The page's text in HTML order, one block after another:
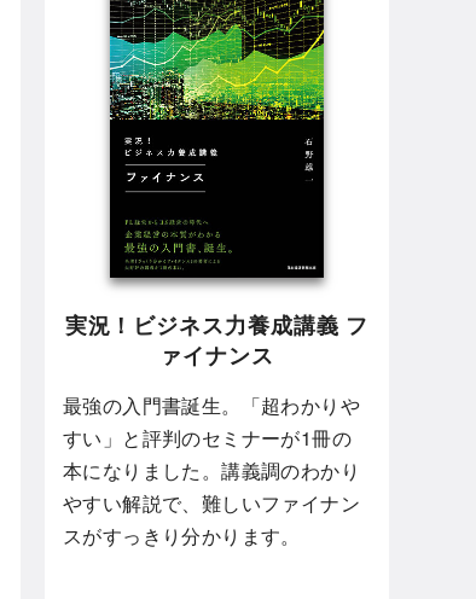
実況！ビジネス力養成講義 フ
ァイナンス
最強の入門書誕生。「超わかりや
すい」と評判のセミナーが1冊の
本になりました。講義調のわかり
やすい解説で、難しいファイナン
スがすっきり分かります。